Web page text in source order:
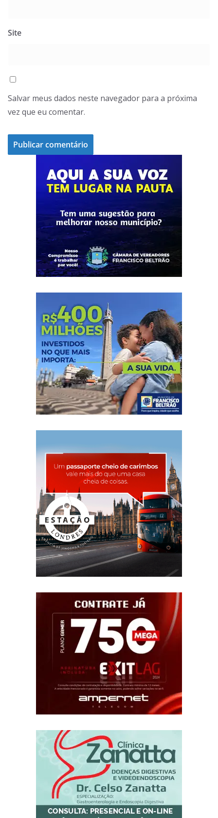
Site
Salvar meus dados neste navegador para a próxima
vez que eu comentar.